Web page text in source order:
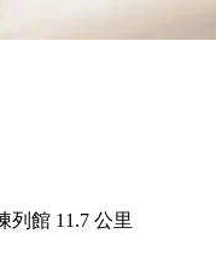
列館 11.7 公里